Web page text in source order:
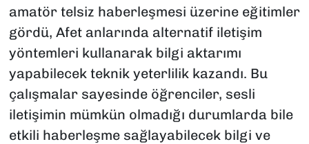
amatör telsiz haberleşmesi üzerine eğitimler
gördü, Afet anlarında alternatif iletişim
yöntemleri kullanarak bilgi aktarımı
yapabilecek teknik yeterlilik kazandı. Bu
çalışmalar sayesinde öğrenciler, sesli
iletişimin mümkün olmadığı durumlarda bile
etkili haberleşme sağlayabilecek bilgi ve